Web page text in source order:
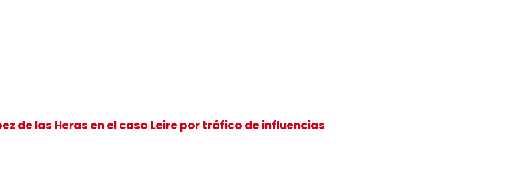
de las Heras en el caso Leire por tráfico de influencias